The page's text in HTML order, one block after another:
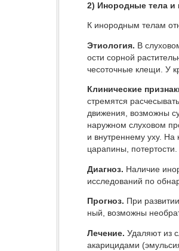
2) Инородные тела и
К инородным телам
Этиология. В
ости сорной
чесоточные клещи. У
Клинические
стремятся
движения, возможны
наружном слуховом
и внутреннему уху.
царапины, потертости.
Диагноз. Наличие
иссле­дований по
Прогноз. При
ный, возможны
Лечение. Удаляют из
акарицидами